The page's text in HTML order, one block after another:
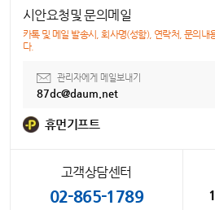
시안요청및 문의메일
카톡 및 메일 발송시, 회사명(성함), 연락처, 문의내
다.
관리자에게 메일보내기
87dc@daum.net
휴먼기프트
고객상담센터
02-865-1789